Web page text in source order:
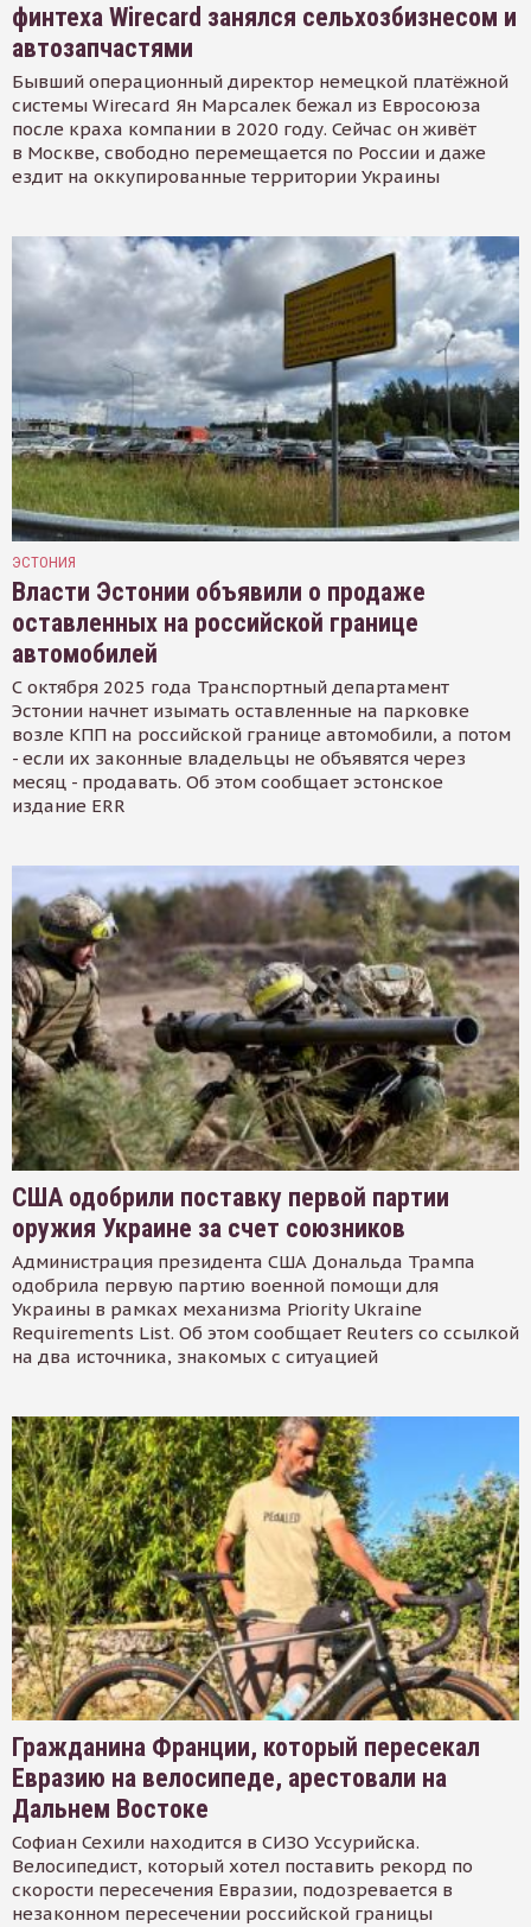
финтеха Wirecard занялся сельхозбизнесом и
автозапчастями
Бывший операционный директор немецкой платёжной
системы Wirecard Ян Марсалек бежал из Евросоюза
после краха компании в 2020 году. Сейчас он живёт
в Москве, свободно перемещается по России и даже
ездит на оккупированные территории Украины
ЭСТОНИЯ
Власти Эстонии объявили о продаже
оставленных на российской границе
автомобилей
С октября 2025 года Транспортный департамент
Эстонии начнет изымать оставленные на парковке
возле КПП на российской границе автомобили, а потом
- если их законные владельцы не объявятся через
месяц - продавать. Об этом сообщает эстонское
издание ERR
США одобрили поставку первой партии
оружия Украине за счет союзников
Администрация президента США Дональда Трампа
одобрила первую партию военной помощи для
Украины в рамках механизма Priority Ukraine
Requirements List. Об этом сообщает Reuters со ссылкой
на два источника, знакомых с ситуацией
Гражданина Франции, который пересекал
Евразию на велосипеде, арестовали на
Дальнем Востоке
Софиан Сехили находится в СИЗО Уссурийска.
Велосипедист, который хотел поставить рекорд по
скорости пересечения Евразии, подозревается в
незаконном пересечении российской границы